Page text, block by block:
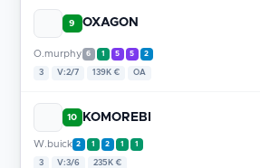
9 OXAGON
O.murphy 6 1 5 5 2
3 V:2/7 139K € OA
10 KOMOREBI
W.buick 2 1 2 1 1
3 V:3/6 235K €